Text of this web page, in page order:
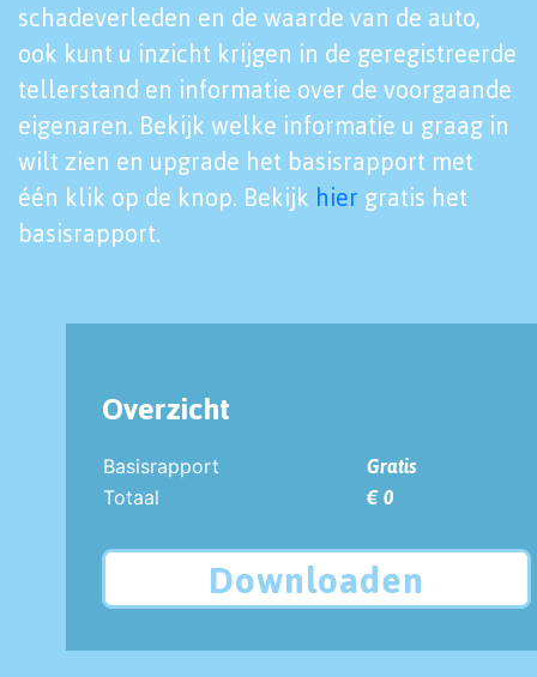
schadeverleden en de waarde van de auto,
ook kunt u inzicht krijgen in de geregistreerde
tellerstand en informatie over de voorgaande
eigenaren. Bekijk welke informatie u graag in
wilt zien en upgrade het basisrapport met
één klik op de knop. Bekijk hier gratis het
basisrapport.
Overzicht
Basisrapport
Gratis
Totaal
€ 0
Downloaden